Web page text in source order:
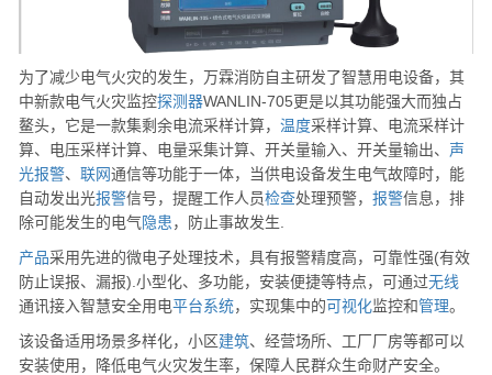
为了减少电气火灾的发生，万霖消防自主研发了智慧用电设备，其
中新款电气火灾监控探测器WANLIN-705更是以其功能强大而独占
鳌头，它是一款集剩余电流采样计算， 温度采样计算、电流采样计
算、电压采样计算、电量采集计算、开关量输入、开关量输出、 声
光报警、 联网通信等功能于一体，当供电设备发生电气故障时，能
自动发出光报警信号，提醒工作人员检查处理预警， 报警信息，排
除可能发生的电气隐患，防止事故发生.
产品采用先进的微电子处理技术，具有报警精度高，可靠性强(有效
防止误报、漏报).小型化、多功能，安装便捷等特点，可通过无线
通讯接入智慧安全用电平台系统，实现集中的可视化监控和管理。
该设备适用场景多样化，小区建筑、经营场所、工厂厂房等都可以
安装使用，降低电气火灾发生率，保障人民群众生命财产安全。